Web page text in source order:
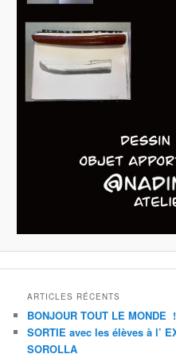
ARTICLES RÉCENTS
BONJOUR TOUT LE MONDE !
SORTIE avec les élèves à l’
SOROLLA